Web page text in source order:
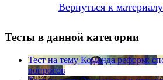
Вернуться к
Тесты в данной категории
Тест на тему Команда реформ:
вопросов